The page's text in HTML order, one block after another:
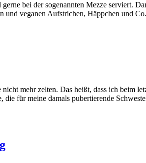
bei der sogenannten Mezze serviert.
und veganen Aufstrichen, Häppchen und
mehr zelten. Das heißt, dass ich
für meine damals pubertierende